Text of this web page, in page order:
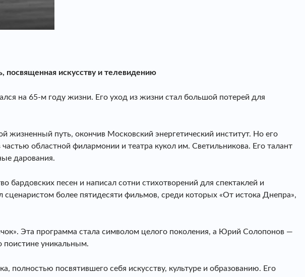
искусству и телевидению
на 65-м году жизни. Его уход из жизни стал большой потерей для
путь, окончив Московский энергетический институт. Но его
областной филармонии и театра кукол им. Светильникова. Его талант
дарования.
песен и написал сотни стихотворений для спектаклей и
более пятидесяти фильмов, среди которых «От истока Днепра»,
Эта программа стала символом целого поколения, а Юрий Солопонов —
поистине уникальным.
полностью посвятившего себя искусству, культуре и образованию. Его